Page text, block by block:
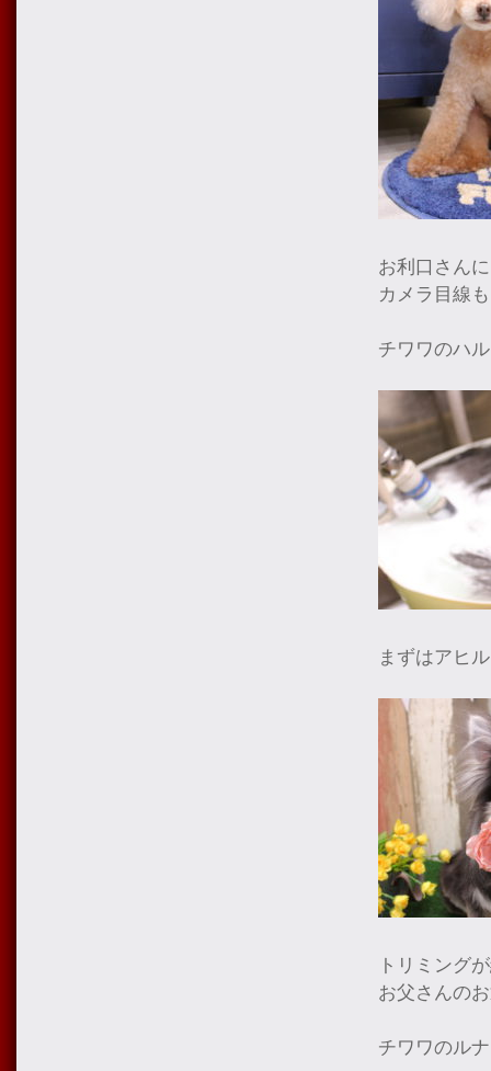
お利口さん
カメラ目線
チワワのハ
まずはアヒ
トリミング
お父さんの
チワワのル